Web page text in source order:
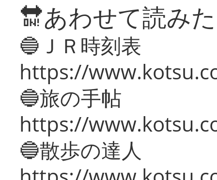
🔛あわせて読み
🔵ＪＲ時刻表
https://
🔵旅の手帖
https://
🔵散歩の達人